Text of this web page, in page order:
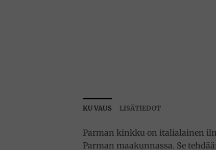
KUVAUS LISÄTIEDOT
Parman kinkku on italialainen
Parman maakunnassa. Se